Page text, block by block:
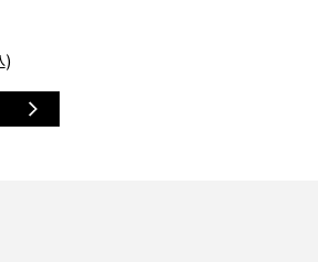
)